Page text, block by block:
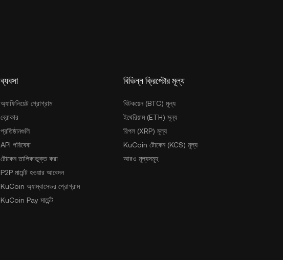
ব্যবসা
অ্যাফিলিয়েট প্রোগ্রাম
ব্রোকার
প্রতিষ্ঠানগুলি
API পরিষেবা
টোকেন তালিকাভুক্ত করা
P2P মার্চেন্ট হওয়ার আবেদন
KuCoin অ্যাম্বাসেডর প্রোগ্রাম
KuCoin Pay মার্চেন্ট
বিভিন্ন ক্রিপ্টোর মূল্য
বিটকয়েন (BTC) মূল্য
ইথেরিয়াম (ETH) মূল্য
রিপল (XRP) মূল্য
KuCoin টোকেন (KCS) মূল্য
আরও মূল্যসমূহ